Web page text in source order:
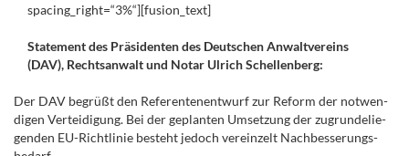
spacing_right=“3%“][fusion_text]
Statement des Präsidenten des Deutschen Anwalt­vereins
(DAV), Rechts­anwalt und Notar Ulrich Schel­lenberg:
Der DAV begrüßt den Referen­ten­entwurf zur Reform der notwen­
digen Vertei­digung. Bei der geplanten Umsetzung der zugrun­de­lie­
genden EU-Richt­linie besteht jedoch vereinzelt Nachbes­se­rungs­